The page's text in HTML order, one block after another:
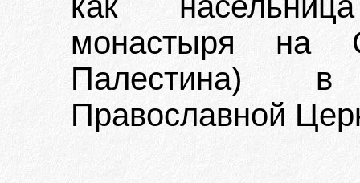
монастыря на
Палестина) в
Православной